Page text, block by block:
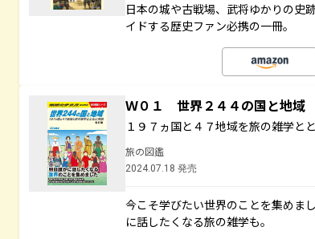
日本の城や古戦場、武将ゆかりの史
イドする歴史ファン必携の一冊。
Ｗ０１ 世界２４４の国と地
１９７ヵ国と４７地域を旅の雑学と
旅の図鑑
2024.07.18 発売
今こそ学びたい世界のことを集めま
に話したくなる旅の雑学も。